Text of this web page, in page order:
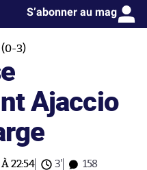
S’abonner au mag
(0-3)
Ajaccio
À 22:54 3' 158